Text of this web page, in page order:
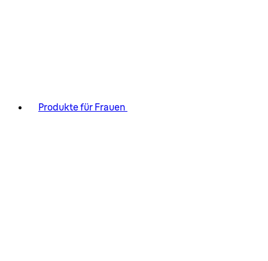
Produkte für Frauen